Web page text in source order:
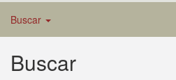
Buscar
Buscar